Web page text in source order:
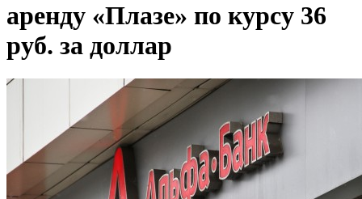
аренду «Плазе» по курсу 36
руб. за доллар